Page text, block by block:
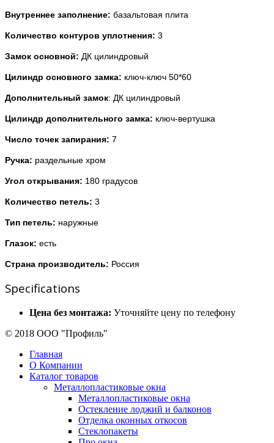
Внутреннее заполнение: базальтовая плита
Количество контуров уплотнения: 3
Замок основной: ДК цилиндровый
Цилиндр основного замка: ключ-ключ 50*60
Дополнительный замок: ДК цилиндровый
Цилиндр дополнительного замка: ключ-вертушка
Число точек запирания: 7
Ручка: раздельные хром
Угол открывания: 180 градусов
Количество петель: 3
Тип петель: наружные
Глазок: есть
Страна производитель: Россия
Specifications
Цена без монтажа: Уточняйте цену по телефону
© 2018 ООО "Профиль"
Главная
О Компании
Каталог товаров
Металлопластиковые окна
Металлопластиковые окна
Остекление лоджий и балконов
Отделка оконных откосов
Стеклопакеты